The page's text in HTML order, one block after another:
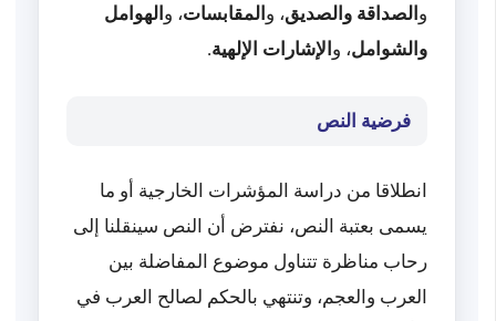
و الصداقة والصديق، و المقابسات، و الهوامل
والشوامل، و الإشارات الإلهية.
فرضية النص
انطلاقا من دراسة المؤشرات الخارجية أو ما
يسمى بعتبة النص، نفترض أن النص سينقلنا إلى
رحاب مناظرة تتناول موضوع المفاضلة بين
العرب والعجم، وتنتهي بالحكم لصالح العرب في